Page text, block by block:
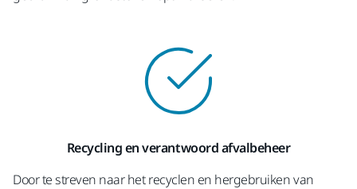
Recycling en verantwoord afvalbeheer
Door te streven naar het recyclen en hergebruiken van